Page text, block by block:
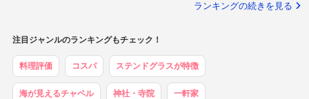
ランキングの続きを見る
注目ジャンルのランキングもチェック！
料理評価 コスパ ステンドグラスが特徴
海が見えるチャペル 神社・寺院 一軒家